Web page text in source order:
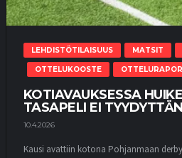
LEHDISTÖTILAISUUS MATSIT
OTTELUKOOSTE
KOTIAVAUKSESSA
TASAPELI EI
10.4.2026
Kausi avattiin kotona Pohjanmaan